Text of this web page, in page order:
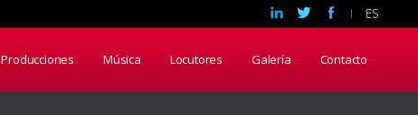
ES
Producciones Música Locutores Galería Contacto